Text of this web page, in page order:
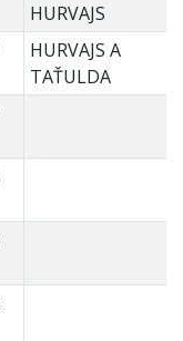
HURVAJS
HURVAJS A
TAŤULDA